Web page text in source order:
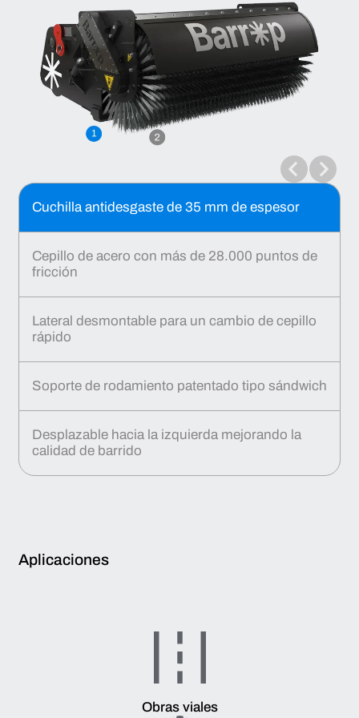
Cuchilla antidesgaste de 35 mm de espesor
Cepillo de acero con más de 28.000 puntos de
fricción
Lateral desmontable para un cambio de cepillo
rápido
Soporte de rodamiento patentado tipo sándwich
Desplazable hacia la izquierda mejorando la
calidad de barrido
Aplicaciones
Obras viales